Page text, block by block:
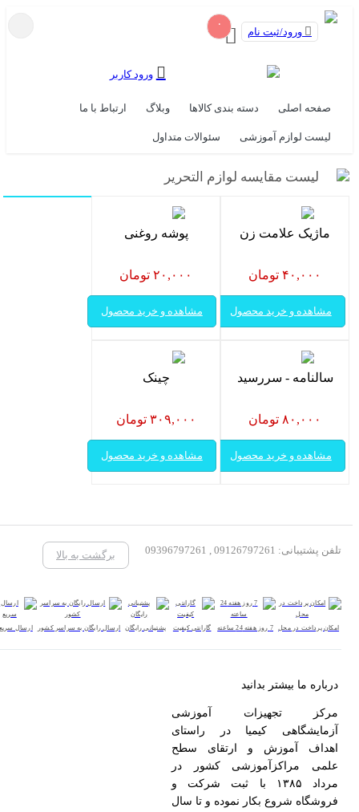
۰
ورود/ثبت نام
ورود کاربر
صفحه اصلی دسته بندی کالاها وبلاگ ارتباط با ما
لیست لوازم آموزشی سئوالات متداول
لیست مقایسه لوازم التحریر
ماژیک علامت زن
۴۰,۰۰۰ تومان
مشاهده و خرید محصول
پوشه روغنی
۲۰,۰۰۰ تومان
مشاهده و خرید محصول
سالنامه - سررسید
۸۰,۰۰۰ تومان
مشاهده و خرید محصول
چینک
۳۰۹,۰۰۰ تومان
مشاهده و خرید محصول
تلفن پشتیبانی: 09126797261 , 09396797261 برگشت به بالا
امکان پرداخت در محل 7 روز هفته 24 ساعته گارانتی کیفیت پشتیبانی رایگان ارسال رایگان به سراسر کشور ارسال سریع
درباره ما بیشتر بدانید
مرکز تجهیزات آموزشی
آزمایشگاهی کیمیا در راستای
اهداف آموزش و ارتقای سطح
علمی مراکزآموزشی کشور در
مرداد ۱۳۸۵ با ثبت شرکت و
فروشگاه شروع بکار نموده و تا سال